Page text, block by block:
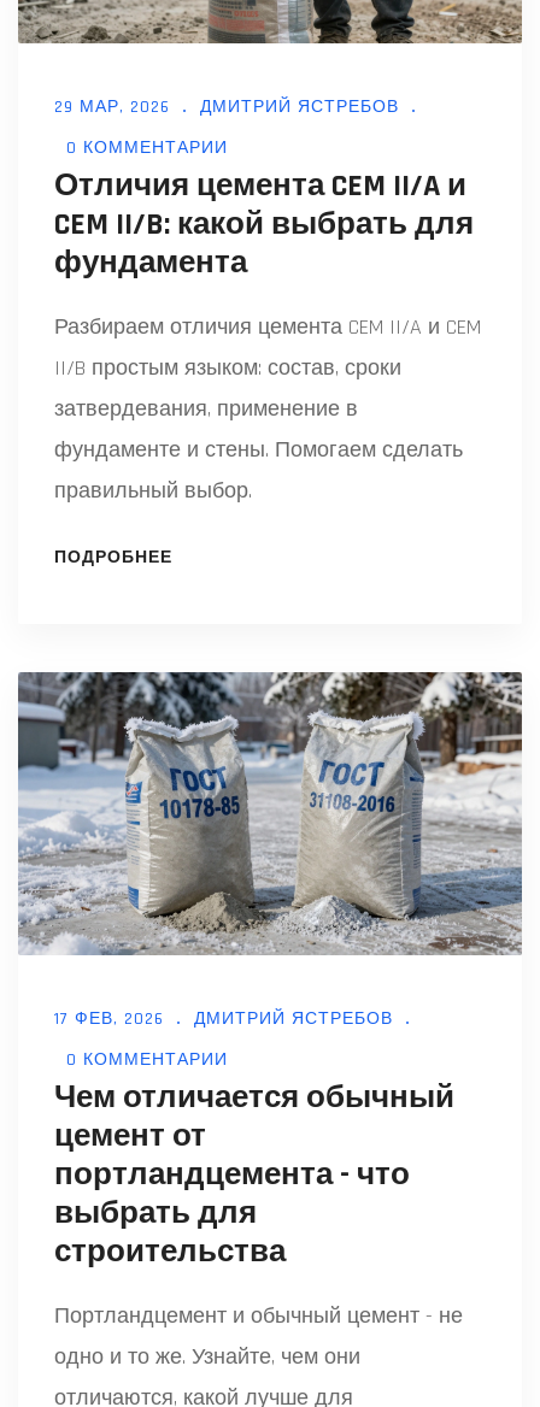
29 МАР, 2026
ДМИТРИЙ ЯСТРЕБОВ
0 КОММЕНТАРИИ
Отличия цемента CEM II/A и
CEM II/B: какой выбрать для
фундамента
Разбираем отличия цемента CEM II/A и CEM
II/B простым языком: состав, сроки
затвердевания, применение в
фундаменте и стены. Помогаем сделать
правильный выбор.
ПОДРОБНЕЕ
17 ФЕВ, 2026
ДМИТРИЙ ЯСТРЕБОВ
0 КОММЕНТАРИИ
Чем отличается обычный
цемент от
портландцемента - что
выбрать для
строительства
Портландцемент и обычный цемент - не
одно и то же. Узнайте, чем они
отличаются, какой лучше для